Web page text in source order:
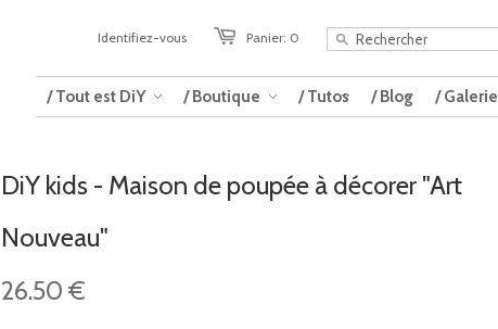
Panier: 0
Identifiez-vous
/ Tout est DiY / Boutique / Tutos / Blog / Galerie
DiY kids - Maison de poupée à décorer "Art
Nouveau"
26.50 €